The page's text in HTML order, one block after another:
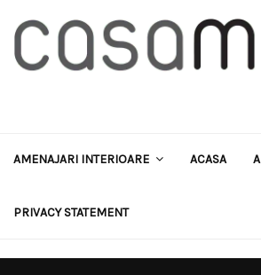
AMENAJARI INTERIOARE ACASA
PRIVACY STATEMENT